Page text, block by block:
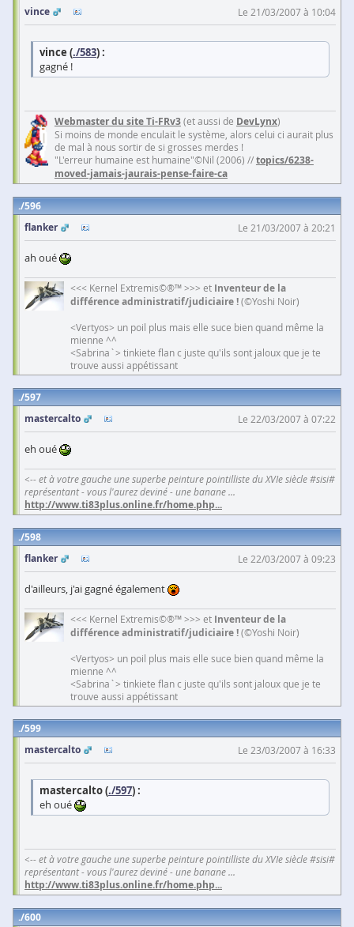
vince
Le 21/03/2007 à 10:04
vince (./583) :
gagné !
Webmaster du site Ti-FRv3(et aussi de DevLynx)
Si moins de monde enculait le système, alors celui ci aurait plus
de mal à nous sortir de si grosses merdes !
"L'erreur humaine est humaine"©Nil (2006) //topics/6238-
moved-jamais-jaurais-pense-faire-ca
596
flanker
Le 21/03/2007 à 20:21
ah oué
<<< Kernel Extremis©®™ >>> et Inventeur de la
différence administratif/judiciaire !(©Yoshi Noir)
<Vertyos> un poil plus mais elle suce bien quand même la
mienne ^^
<Sabrina`> tinkiete flan c juste qu'ils sont jaloux que je te
trouve aussi appétissant
597
mastercalto
Le 22/03/2007 à 07:22
eh oué
<-- et à votre gauche une superbe peinture pointilliste du XVIe siècle #sisi#
représentant - vous l'aurez deviné - une banane ...
http://www.ti83plus.online.fr/home.php...
598
flanker
Le 22/03/2007 à 09:23
d'ailleurs, j'ai gagné également
<<< Kernel Extremis©®™ >>> et Inventeur de la
différence administratif/judiciaire !(©Yoshi Noir)
<Vertyos> un poil plus mais elle suce bien quand même la
mienne ^^
<Sabrina`> tinkiete flan c juste qu'ils sont jaloux que je te
trouve aussi appétissant
599
mastercalto
Le 23/03/2007 à 16:33
mastercalto (./597) :
eh oué
<-- et à votre gauche une superbe peinture pointilliste du XVIe siècle #sisi#
représentant - vous l'aurez deviné - une banane ...
http://www.ti83plus.online.fr/home.php...
600